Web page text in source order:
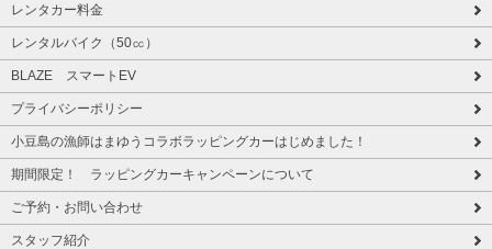
レンタカー料金
レンタルバイク（50㏄）
BLAZE スマートEV
プライバシーポリシー
小豆島の漁師はまゆうコラボラッピングカーはじめました！
期間限定！ ラッピングカーキャンペーンについて
ご予約・お問い合わせ
スタッフ紹介